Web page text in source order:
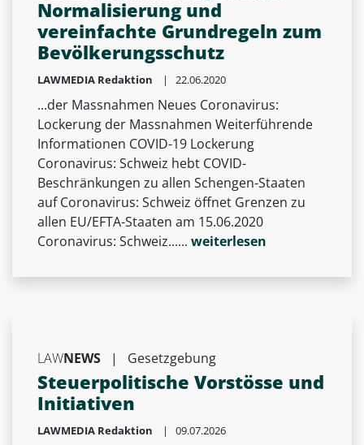
Normalisierung und
vereinfachte Grundregeln zum
Bevölkerungsschutz
LAWMEDIA Redaktion | 22.06.2020
...der Massnahmen Neues Coronavirus:
Lockerung der Massnahmen Weiterführende
Informationen COVID-19 Lockerung
Coronavirus: Schweiz hebt COVID-
Beschränkungen zu allen Schengen-Staaten
auf Coronavirus: Schweiz öffnet Grenzen zu
allen EU/EFTA-Staaten am 15.06.2020
Coronavirus: Schweiz...... weiterlesen
LAWNEWS | Gesetzgebung
Steuerpolitische Vorstösse und
Initiativen
LAWMEDIA Redaktion | 09.07.2026